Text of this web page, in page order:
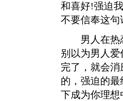
和喜好!强迫
不要信奉这句
男人在热恋
别以为男人
完了，就会
的，强迫的
下成为你理